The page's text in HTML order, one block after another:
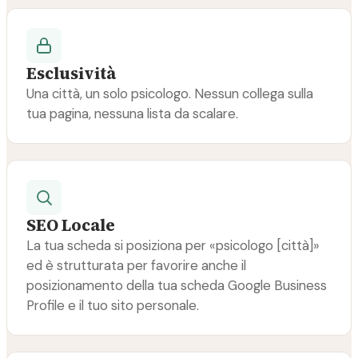
Esclusività
Una città, un solo psicologo. Nessun collega sulla
tua pagina, nessuna lista da scalare.
SEO Locale
La tua scheda si posiziona per «psicologo [città]»
ed è strutturata per favorire anche il
posizionamento della tua scheda Google Business
Profile e il tuo sito personale.